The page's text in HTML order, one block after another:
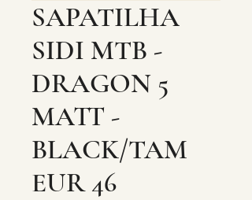
SAPATILHA
SIDI MTB -
DRAGON 5
MATT -
BLACK/TAM
EUR 46